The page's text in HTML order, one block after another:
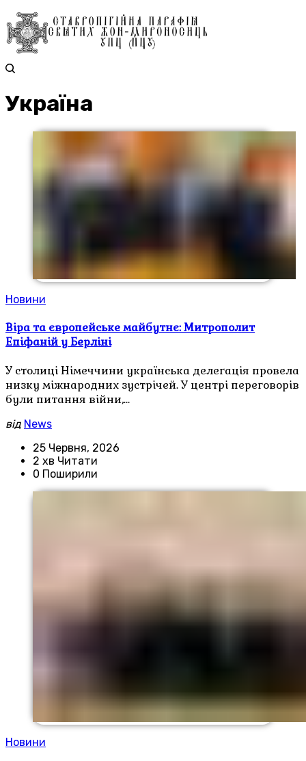
Україна
Новини
Віра та європейське майбутнє: Митрополит
Епіфаній у Берліні
У столиці Німеччини українська делегація провела
низку міжнародних зустрічей. У центрі переговорів
були питання війни,…
від News
25 Червня, 2026
2 хв Читати
0 Поширили
Новини